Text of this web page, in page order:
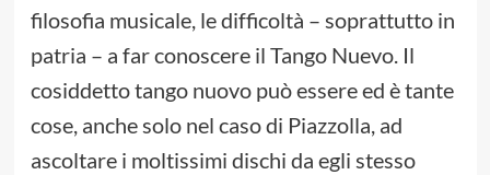
filosofia musicale, le difficoltà – soprattutto in
patria – a far conoscere il Tango Nuevo. Il
cosiddetto tango nuovo può essere ed è tante
cose, anche solo nel caso di Piazzolla, ad
ascoltare i moltissimi dischi da egli stesso